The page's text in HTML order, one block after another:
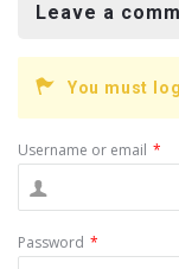
b
o
o
k
Leave a
You must
Username or email *
Password *